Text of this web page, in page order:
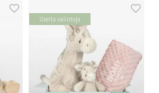
Useita valintoja